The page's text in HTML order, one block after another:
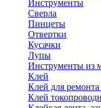
Инструменты
Сверла
Пинцеты
Отвертки
Кусачки
Лупы
Инструменты из
Клей
Клей для
Клей